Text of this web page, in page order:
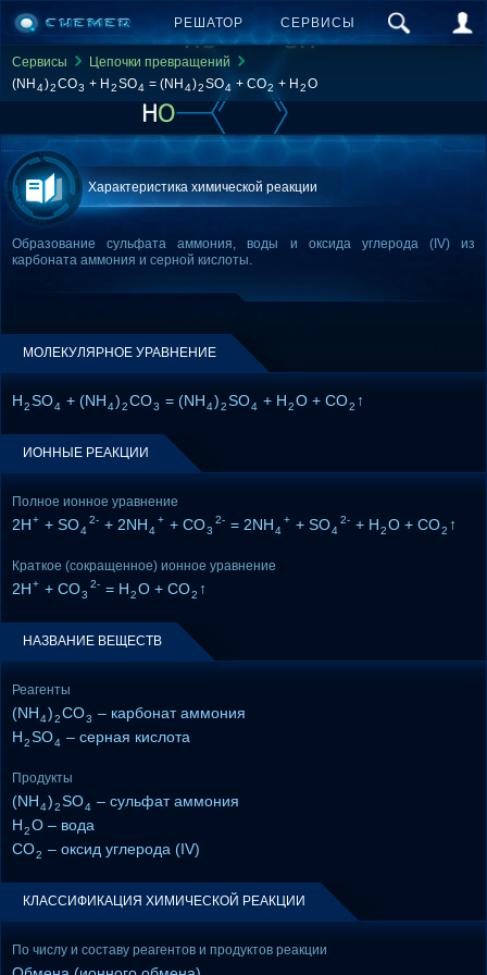
РЕШАТОР СЕРВИСЫ
Сервисы
Цепочки превращений
(NH 4)2CO3 + H 2SO4 = (NH 4)2SO4 + CO2 + H 2O
Характеристика химической реакции
Образование сульфата аммония, воды и оксида углерода (IV) из
карбоната аммония и серной кислоты.
МОЛЕКУЛЯРНОЕ УРАВНЕНИЕ
H2SO4 + (NH4)2CO3 = (NH4)2SO4 + H2O + CO2 ↑
ИОННЫЕ РЕАКЦИИ
Полное ионное уравнение
2H+ + SO4
2- + 2NH4
+ + CO3
2- = 2NH4
+ + SO4
2- + H2O + CO2 ↑
Краткое (сокращенное) ионное уравнение
2H+ + CO3
2- = H2O + CO2 ↑
НАЗВАНИЕ ВЕЩЕСТВ
Реагенты
(NH4)2CO3 – карбонат аммония
H2SO4 – серная кислота
Продукты
(NH4)2SO4 – сульфат аммония
H2O – вода
CO2 – оксид углерода (IV)
КЛАССИФИКАЦИЯ ХИМИЧЕСКОЙ РЕАКЦИИ
По числу и составу реагентов и продуктов реакции